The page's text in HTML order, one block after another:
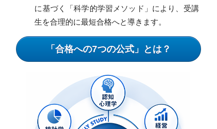
に基づく「科学的学習メソッド」により、受講
生を合理的に最短合格へと導きます。
「合格への7つの公式」とは？